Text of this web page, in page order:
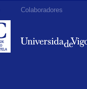
Colaboradores